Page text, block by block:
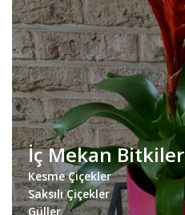
İç Mekan Bitkiler
Kesme Çiçekler
Saksılı Çiçekler
Güller